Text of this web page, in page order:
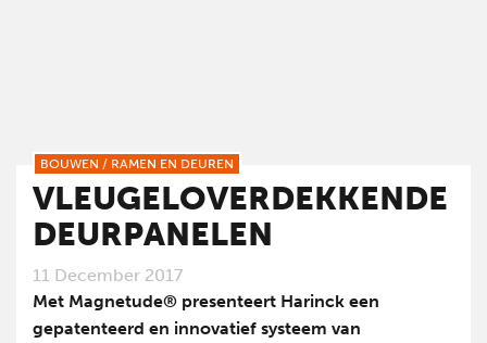
BOUWEN / RAMEN EN DEUREN
VLEUGELOVERDEKKENDE
DEURPANELEN
11 December 2017
Met Magnetude® presenteert Harinck een
gepatenteerd en innovatief systeem van